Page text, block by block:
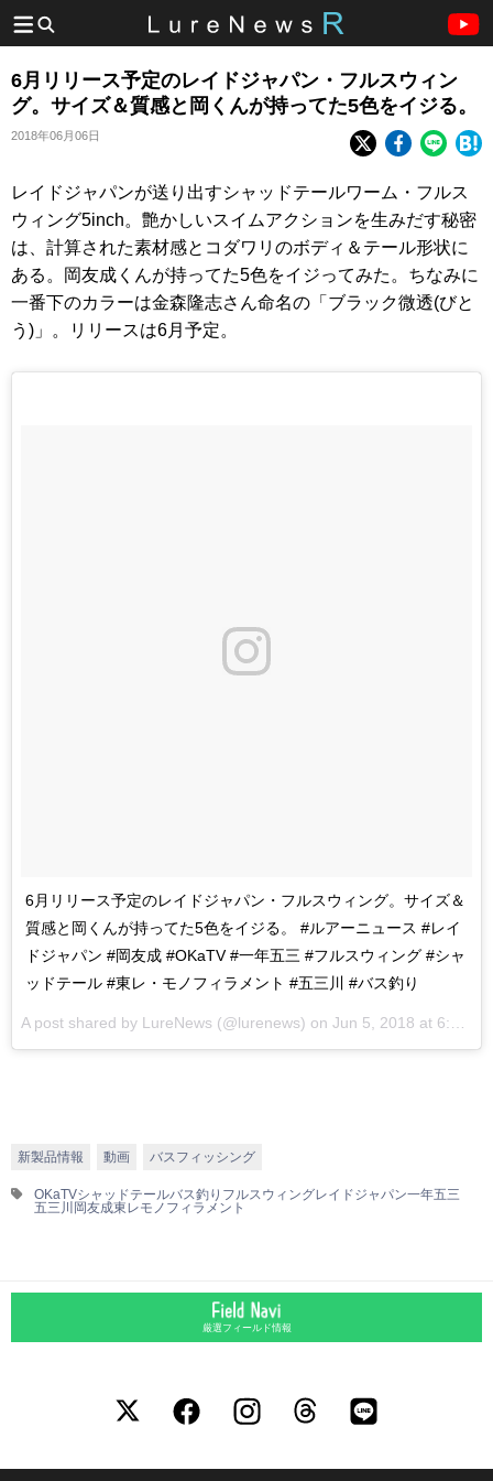
6月リリース予定のレイドジャパン・フルスウィン
グ。サイズ＆質感と岡くんが持ってた5色をイジる。
2018年06月06日
レイドジャパンが送り出すシャッドテールワーム・フルス
ウィング5inch。艶かしいスイムアクションを生みだす秘密
は、計算された素材感とコダワリのボディ＆テール形状に
ある。岡友成くんが持ってた5色をイジってみた。ちなみに
一番下のカラーは金森隆志さん命名の「ブラック微透(びと
う)」。リリースは6月予定。
6月リリース予定のレイドジャパン・フルスウィング。サイズ＆
質感と岡くんが持ってた5色をイジる。 #ルアーニュース #レイ
ドジャパン #岡友成 #OKaTV #一年五三 #フルスウィング #シャ
ッドテール #東レ・モノフィラメント #五三川 #バス釣り
A post shared by LureNews (@lurenews) on Jun 5, 2018 at 6:39am PDT
新製品情報 動画 バスフィッシング
OKaTVシャッドテールバス釣り フルスウィングレイドジャパン一年五三
五三川 岡友成東レモノフィラメント
厳選フィールド情報